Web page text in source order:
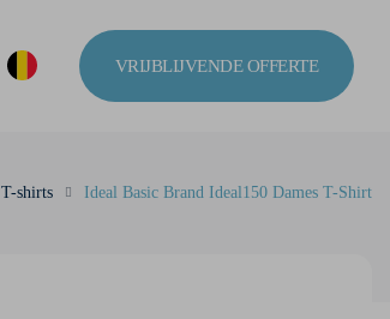
VRIJBLIJVENDE OFFERTE
T-shirts Ideal Basic Brand Ideal150 Dames T-Shirt